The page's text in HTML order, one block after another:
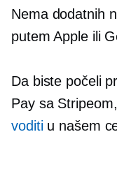
Nema dodatnih
putem Apple ili
Da biste počeli
Pay sa
voditiu našem